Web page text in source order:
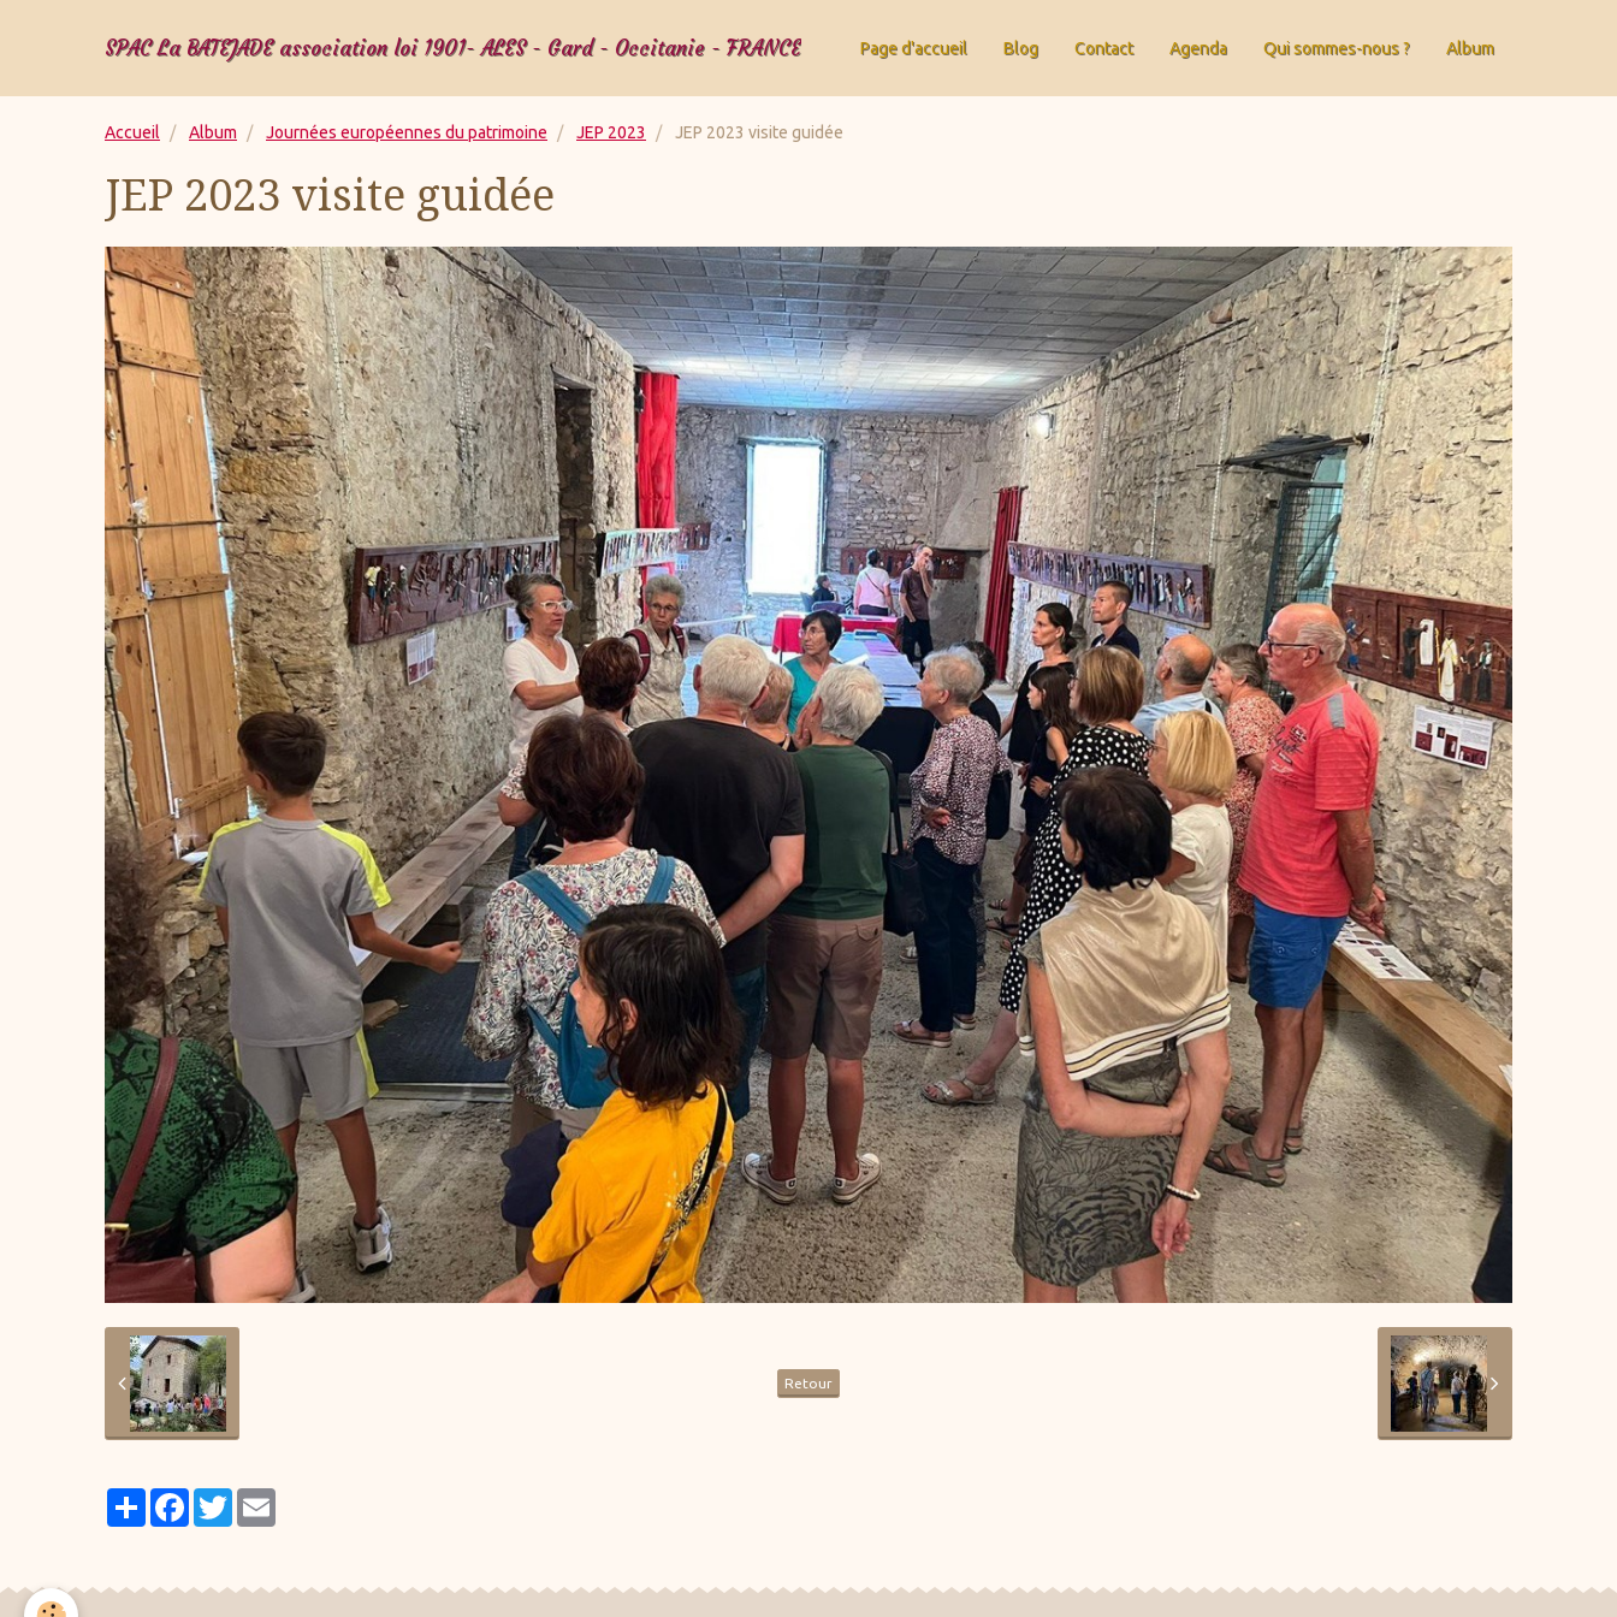
SPAC La BATEJADE association loi 1901- ALES - Gard - Occitanie - FRANCE Page d'accueil Blog Contact Agenda Qui sommes-nous ? Album
Accueil Album Journées européennes du patrimoine JEP 2023 JEP 2023 visite guidée
JEP 2023 visite guidée
Retour
PartagerFacebook
Twitter